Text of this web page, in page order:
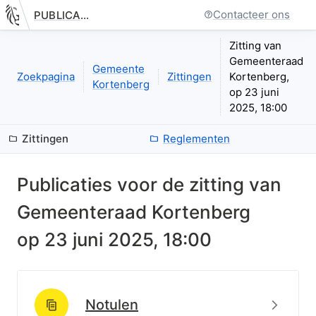
Nieuwe pagina: bestuurseenheid.zittingen.zitting.index
PUBLICATIE.GELINKT-NOTULEREN.VLAANDEREN.BE Contacteer ons
Zoekpagina
Gemeente
Kortenberg
Zittingen
Zitting van
Gemeenteraad
Kortenberg,
op 23 juni
2025, 18:00
Zittingen Reglementen
Publicaties voor de zitting van
Gemeenteraad Kortenberg
op 23 juni 2025, 18:00
Notulen
http://data.lblod.info/id/lblod/notulen/